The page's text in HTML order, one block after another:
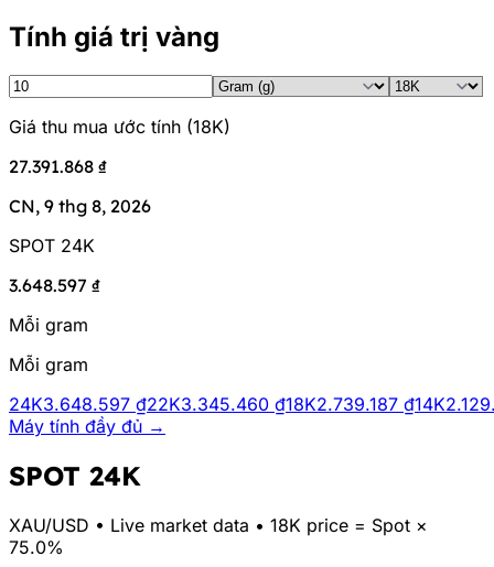
Tính giá trị vàng
Giá thu mua ước tính (18K)
27.391.868 ₫
CN, 9 thg 8, 2026
SPOT 24K
3.648.597 ₫
Mỗi gram
Mỗi gram
24K3.648.597 ₫22K3.345.460 ₫18K2.739.187 ₫14K
Máy tính đầy đủ →
SPOT 24K
XAU/USD • Live market data • 18K price = Spot ×
75.0%